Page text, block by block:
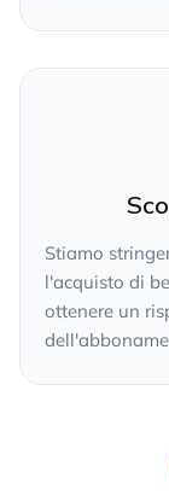
Stiamo
l'acquisto di
ottenere un